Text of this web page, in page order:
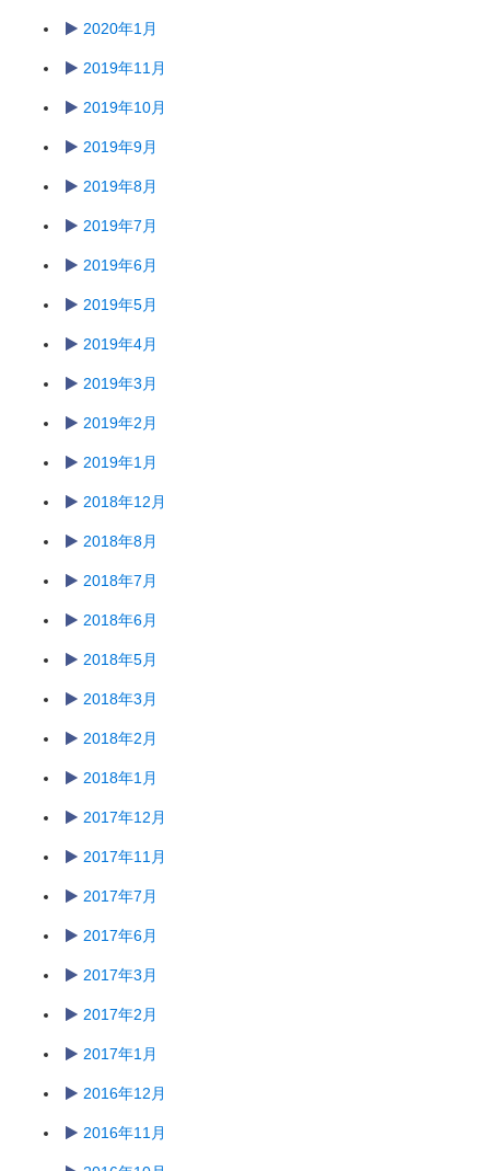
2020年1月
2019年11月
2019年10月
2019年9月
2019年8月
2019年7月
2019年6月
2019年5月
2019年4月
2019年3月
2019年2月
2019年1月
2018年12月
2018年8月
2018年7月
2018年6月
2018年5月
2018年3月
2018年2月
2018年1月
2017年12月
2017年11月
2017年7月
2017年6月
2017年3月
2017年2月
2017年1月
2016年12月
2016年11月